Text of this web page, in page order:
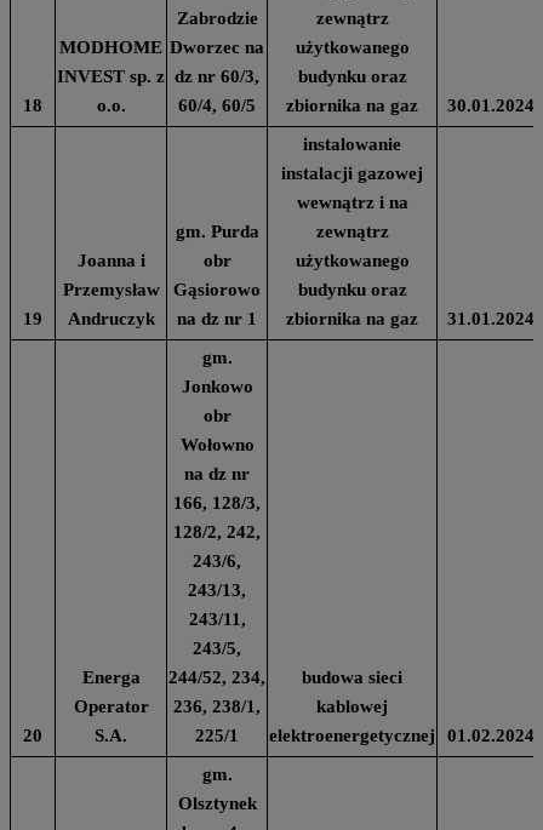
18
MODHOME
INVEST sp. z
o.o.
Zabrodzie
Dworzec na
dz nr 60/3,
60/4, 60/5
zewnątrz
użytkowanego
budynku oraz
zbiornika na gaz
30.01.2024
19
Joanna i
Przemysław
Andruczyk
gm. Purda
obr
Gąsiorowo
na dz nr 1
instalowanie
instalacji gazowej
wewnątrz i na
zewnątrz
użytkowanego
budynku oraz
zbiornika na gaz
31.01.2024
20
Energa
Operator
S.A.
gm.
Jonkowo
obr
Wołowno
na dz nr
166, 128/3,
128/2, 242,
243/6,
243/13,
243/11,
243/5,
244/52, 234,
236, 238/1,
225/1
budowa sieci
kablowej
elektroenergetycznej
01.02.2024
gm.
Olsztynek